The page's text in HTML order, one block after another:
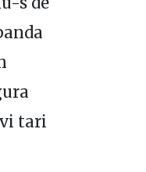
tari